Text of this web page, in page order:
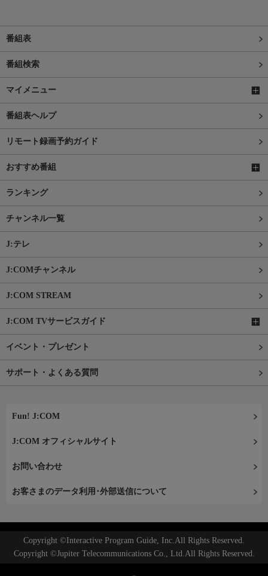
番組表
番組検索
マイメニュー
番組表ヘルプ
リモート録画予約ガイド
おすすめ番組
ランキング
チャンネル一覧
J:テレ
J:COMチャンネル
J:COM STREAM
J:COM TVサービスガイド
イベント・プレゼント
サポート・よくある質問
Fun! J:COM
J:COM オフィシャルサイト
お問い合わせ
お客さまのデータ利用･外部送信について
Copyright ©Interactive Program Guide, Inc.All Rights Reserved.
Copyright ©Jupiter Telecommunications Co., Ltd.All Rights Reserved.